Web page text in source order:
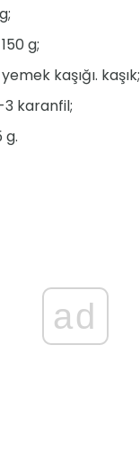
g;
kaşığı. kaşık;
karanfil;
g.
ad